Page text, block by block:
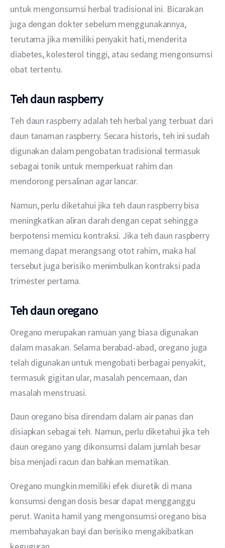
untuk mengonsumsi herbal tradisional ini. Bicarakan
juga dengan dokter sebelum menggunakannya,
terutama jika memiliki penyakit hati, menderita
diabetes, kolesterol tinggi, atau sedang mengonsumsi
obat tertentu.
Teh daun raspberry
Teh daun raspberry adalah teh herbal yang terbuat dari
daun tanaman raspberry. Secara historis, teh ini sudah
digunakan dalam pengobatan tradisional termasuk
sebagai tonik untuk memperkuat rahim dan
mendorong persalinan agar lancar.
Namun, perlu diketahui jika teh daun raspberry bisa
meningkatkan aliran darah dengan cepat sehingga
berpotensi memicu kontraksi. Jika teh daun raspberry
memang dapat merangsang otot rahim, maka hal
tersebut juga berisiko menimbulkan kontraksi pada
trimester pertama.
Teh daun oregano
Oregano merupakan ramuan yang biasa digunakan
dalam masakan. Selama berabad-abad, oregano juga
telah digunakan untuk mengobati berbagai penyakit,
termasuk gigitan ular, masalah pencernaan, dan
masalah menstruasi.
Daun oregano bisa direndam dalam air panas dan
disiapkan sebagai teh. Namun, perlu diketahui jika teh
daun oregano yang dikonsumsi dalam jumlah besar
bisa menjadi racun dan bahkan mematikan.
Oregano mungkin memiliki efek diuretik di mana
konsumsi dengan dosis besar dapat mengganggu
perut. Wanita hamil yang mengonsumsi oregano bisa
membahayakan bayi dan berisiko mengakibatkan